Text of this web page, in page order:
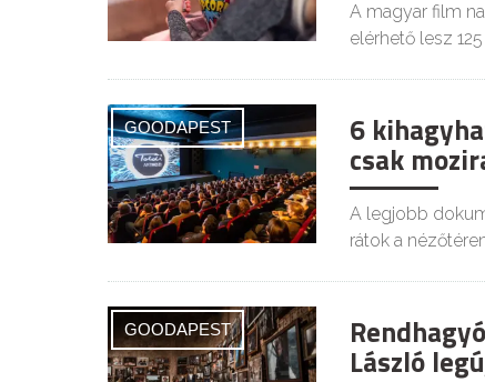
A magyar film
elérhető lesz
GOODAPEST 6
csak
A legjobb
rátok a
GOODAPEST
László